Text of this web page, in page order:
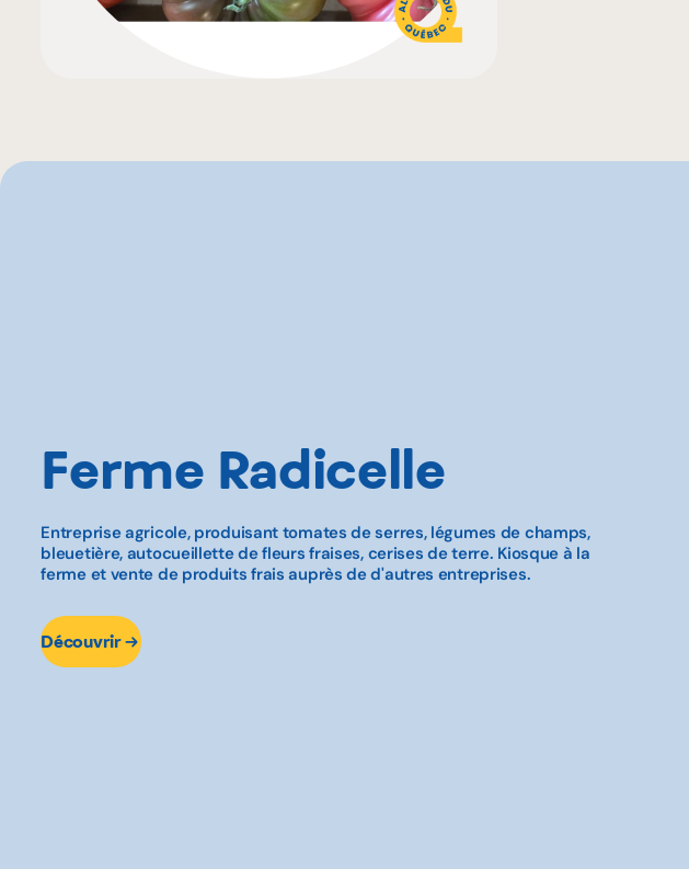
Ferme Radicelle
Entreprise agricole, produisant tomates de serres, légumes de champs,
bleuetière, autocueillette de fleurs fraises, cerises de terre. Kiosque à la
ferme et vente de produits frais auprès de d'autres entreprises.
Découvrir